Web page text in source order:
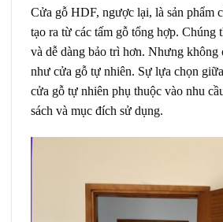
Cửa gỗ HDF, ngược lại, là sản phẩm
tạo ra từ các tấm gỗ tổng hợp. Chúng
và dễ dàng bảo trì hơn. Nhưng không
như cửa gỗ tự nhiên. Sự lựa chọn
cửa gỗ tự nhiên phụ thuộc vào nhu
sách và mục đích sử dụng.